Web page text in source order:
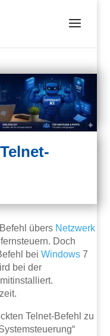
übers Netzwerk
fernsteuern. Doch
beiWindows 7
bei der
Telnet-Befehl zu